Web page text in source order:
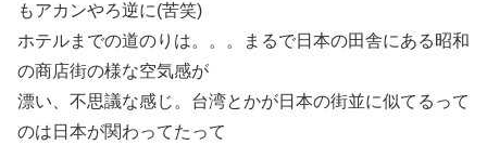
もアカンやろ逆に(苦笑)
ホテルまでの道のりは。。。まるで日本の田舎にある昭和
の商店街の様な空気感が
漂い、不思議な感じ。台湾とかが日本の街並に似てるって
のは日本が関わってたって